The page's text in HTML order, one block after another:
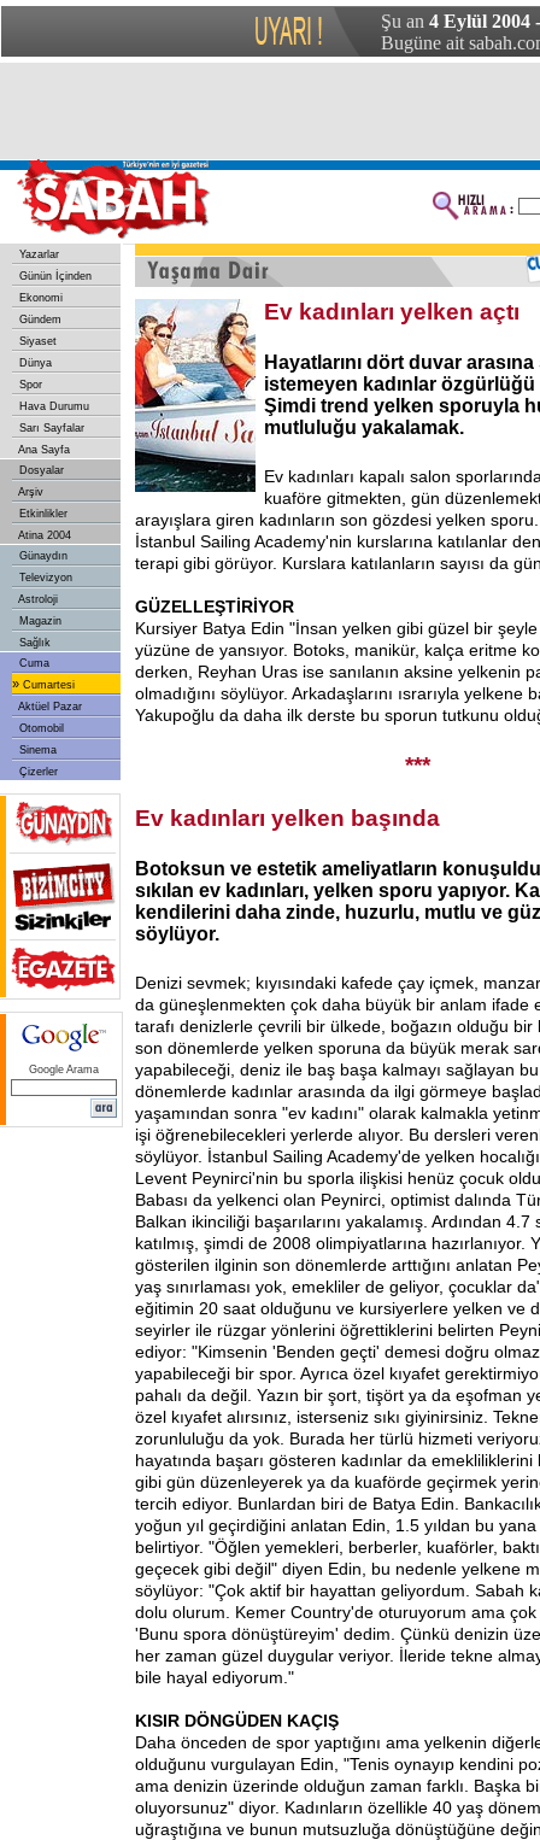
Şu an 4 Eylül 2004
Bugüne ait
Yazarlar
Günün İçinden
Ekonomi
Gündem
Siyaset
Dünya
Spor
Hava Durumu
Sarı Sayfalar
Ana Sayfa
Dosyalar
Arşiv
Etkinlikler
Atina 2004
Günaydın
Televizyon
Astroloji
Magazin
Sağlık
Cuma
» Cumartesi
Aktüel Pazar
Otomobil
Sinema
Çizerler
Google Arama
Ev kadınları yelken açtı
Hayatlarını dört duvar arasına
istemeyen kadınlar
Şimdi trend yelken sporuyla
mutluluğu yakalamak.
Ev kadınları kapalı salon
kuaföre gitmekten, gün
arayışlara giren kadınların son gözdesi yelken
İstanbul Sailing Academy'nin kurslarına katılanlar
terapi gibi görüyor. Kurslara katılanların sayısı da
GÜZELLEŞTİRİYOR
Kursiyer Batya Edin "İnsan yelken gibi güzel bir
yüzüne de yansıyor. Botoks, manikür, kalça eritme
derken, Reyhan Uras ise sanılanın aksine yelkenin
olmadığını söylüyor. Arkadaşlarını ısrarıyla yelkene
Yakupoğlu da daha ilk derste bu sporun tutkunu
***
Ev kadınları yelken başında
Botoksun ve estetik ameliyatların
sıkılan ev kadınları, yelken sporu yapıyor.
kendilerini daha zinde, huzurlu, mutlu ve
söylüyor.
Denizi sevmek; kıyısındaki kafede çay içmek,
da güneşlenmekten çok daha büyük bir anlam ifade
tarafı denizlerle çevrili bir ülkede, boğazın olduğu
son dönemlerde yelken sporuna da büyük merak
yapabileceği, deniz ile baş başa kalmayı sağlayan
dönemlerde kadınlar arasında da ilgi görmeye
yaşamından sonra "ev kadını" olarak kalmakla
işi öğrenebilecekleri yerlerde alıyor. Bu dersleri
söylüyor. İstanbul Sailing Academy'de yelken
Levent Peynirci'nin bu sporla ilişkisi henüz çocuk
Babası da yelkenci olan Peynirci, optimist dalında
Balkan ikinciliği başarılarını yakalamış. Ardından 4.7
katılmış, şimdi de 2008 olimpiyatlarına hazırlanıyor.
gösterilen ilginin son dönemlerde arttığını anlatan
yaş sınırlaması yok, emekliler de geliyor, çocuklar
eğitimin 20 saat olduğunu ve kursiyerlere yelken ve
seyirler ile rüzgar yönlerini öğrettiklerini belirten
ediyor: "Kimsenin 'Benden geçti' demesi doğru
yapabileceği bir spor. Ayrıca özel kıyafet
pahalı da değil. Yazın bir şort, tişört ya da eşofman
özel kıyafet alırsınız, isterseniz sıkı giyinirsiniz.
zorunluluğu da yok. Burada her türlü hizmeti
hayatında başarı gösteren kadınlar da emekliliklerini
gibi gün düzenleyerek ya da kuaförde geçirmek
tercih ediyor. Bunlardan biri de Batya Edin.
yoğun yıl geçirdiğini anlatan Edin, 1.5 yıldan bu yana
belirtiyor. "Öğlen yemekleri, berberler, kuaförler,
geçecek gibi değil" diyen Edin, bu nedenle yelkene
söylüyor: "Çok aktif bir hayattan geliyordum. Sabah
dolu olurum. Kemer Country'de oturuyorum ama çok
'Bunu spora dönüştüreyim' dedim. Çünkü denizin
her zaman güzel duygular veriyor. İleride tekne
bile hayal ediyorum."
KISIR DÖNGÜDEN KAÇIŞ
Daha önceden de spor yaptığını ama yelkenin
olduğunu vurgulayan Edin, "Tenis oynayıp kendini
ama denizin üzerinde olduğun zaman farklı. Başka
oluyorsunuz" diyor. Kadınların özellikle 40 yaş
uğraştığına ve bunun mutsuzluğa dönüştüğüne